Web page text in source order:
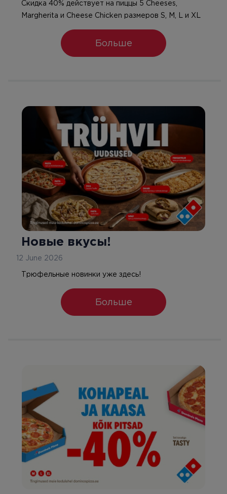
Скидка 40% действует на пиццы 5 Cheeses,
Margherita и Cheese Chicken размеров S, M, L и XL
Больше
Новые вкусы!
12 June 2026
Трюфельные новинки уже здесь!
Больше